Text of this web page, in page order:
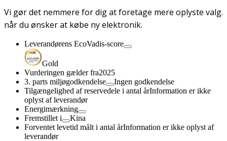
Vi gør det nemmere for dig at foretage mere oplyste valg.
når du ønsker at købe ny elektronik.
Leverandørens EcoVadis-score
Gold
Vurderingen gælder fra2025
3. parts miljøgodkendelse
Ingen godkendelse
Tilgængelighed af reservedele i antal årInformation er ikke
oplyst af leverandør
Energimærkning
Fremstillet i
Kina
Forventet levetid målt i antal årInformation er ikke oplyst af
leverandør